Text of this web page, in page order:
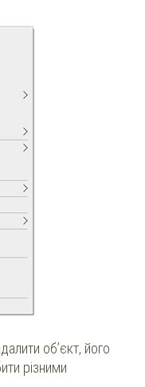
об’єкт, його
різними